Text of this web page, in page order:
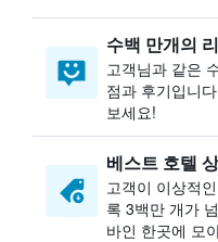
수백 만개의
고객님과 같은
점과 후기입니
보세요!
베스트 호텔
고객이 이상적
록 3백만 개가
바인 한곳에 모